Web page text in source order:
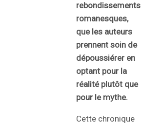
rebondissements
romanesques,
que les auteurs
prennent soin de
dépoussiérer en
optant pour la
réalité plutôt que
pour le mythe.
Cette chronique